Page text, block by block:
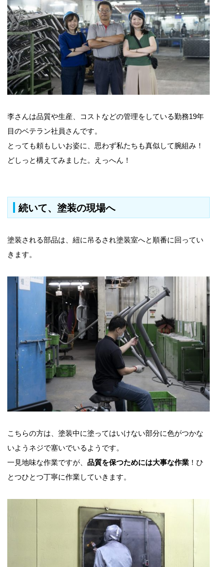
李さんは品質や生産、コストなどの管理をしている勤務19年
目のベテラン社員さんです。
とっても頼もしいお姿に、思わず私たちも真似して腕組み！
どしっと構えてみました。えっへん！
続いて、塗装の現場へ
塗装される部品は、紐に吊るされ塗装室へと順番に回ってい
きます。
こちらの方は、塗装中に塗ってはいけない部分に色がつかな
いようネジで塞いでいるようです。
一見地味な作業ですが、 品質を保つためには大事な作業 ！ひ
とつひとつ丁寧に作業していきます。